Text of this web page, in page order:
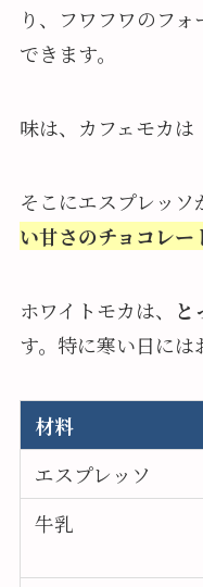
り、フワフワのフ
できます。
味は、カフェモカは
そこにエスプレッソ
い甘さのチョコレー
ホワイトモカは、 と
す。特に寒い日には
材料
エスプレッソ
牛乳